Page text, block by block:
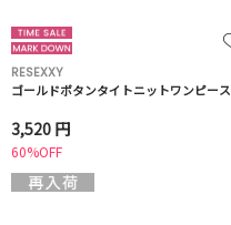
RESEXXY
ゴールドボタンタイトニットワンピース
3,520 円
60%OFF